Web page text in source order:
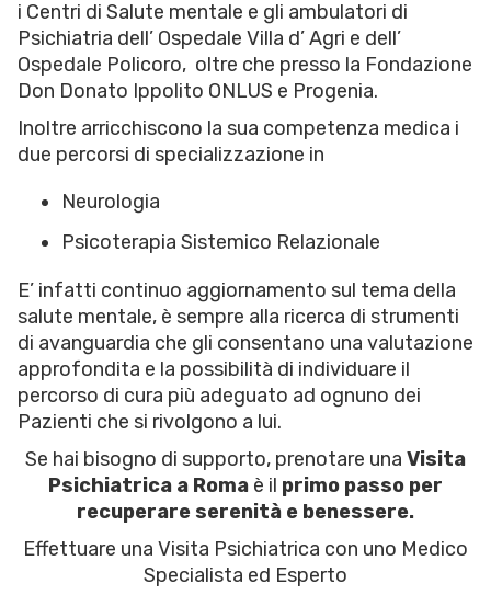
i Centri di Salute mentale e gli ambulatori di
Psichiatria dell’ Ospedale Villa d’ Agri e dell’
Ospedale Policoro, oltre che presso la Fondazione
Don Donato Ippolito ONLUS e Progenia.
Inoltre arricchiscono la sua competenza medica i
due percorsi di specializzazione in
Neurologia
Psicoterapia Sistemico Relazionale
E’ infatti continuo aggiornamento sul tema della
salute mentale, è sempre alla ricerca di strumenti
di avanguardia che gli consentano una valutazione
approfondita e la possibilità di individuare il
percorso di cura più adeguato ad ognuno dei
Pazienti che si rivolgono a lui.
Se hai bisogno di supporto, prenotare una Visita
Psichiatrica a Roma è il primo passo per
recuperare serenità e benessere.
Effettuare una Visita Psichiatrica con uno Medico
Specialista ed Esperto